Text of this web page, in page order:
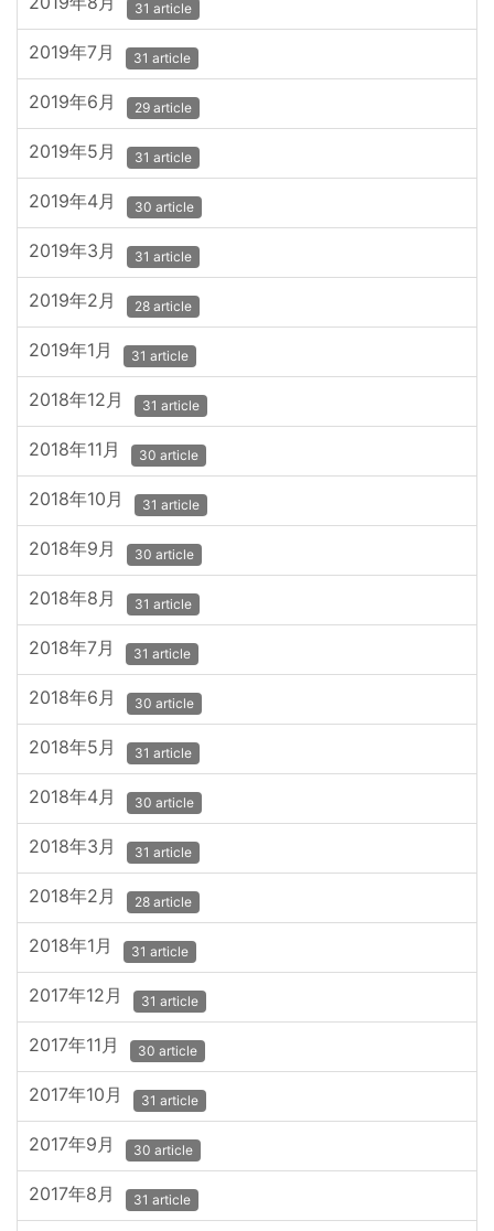
31 article
2019年7月 31 article
2019年6月 29 article
2019年5月 31 article
2019年4月 30 article
2019年3月 31 article
2019年2月 28 article
2019年1月 31 article
2018年12月 31 article
2018年11月 30 article
2018年10月 31 article
2018年9月 30 article
2018年8月 31 article
2018年7月 31 article
2018年6月 30 article
2018年5月 31 article
2018年4月 30 article
2018年3月 31 article
2018年2月 28 article
2018年1月 31 article
2017年12月 31 article
2017年11月 30 article
2017年10月 31 article
2017年9月 30 article
2017年8月 31 article